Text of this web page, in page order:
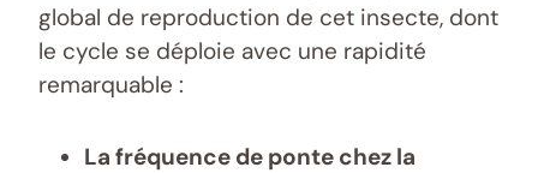
global de reproduction de cet insecte, dont
le cycle se déploie avec une rapidité
remarquable :
La fréquence de ponte chez la